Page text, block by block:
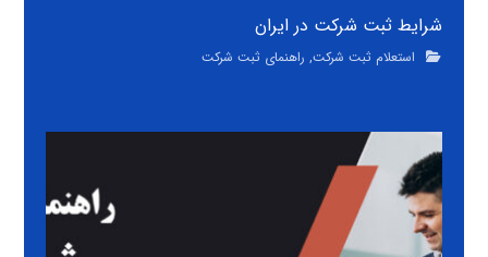
شرایط ثبت شرکت در ایران
استعلام ثبت شرکت, راهنمای ثبت شرکت